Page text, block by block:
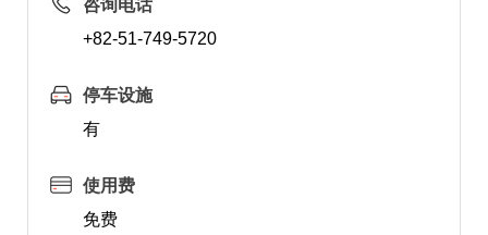
咨询电话
+82-51-749-5720
停车设施
有
使用费
免费